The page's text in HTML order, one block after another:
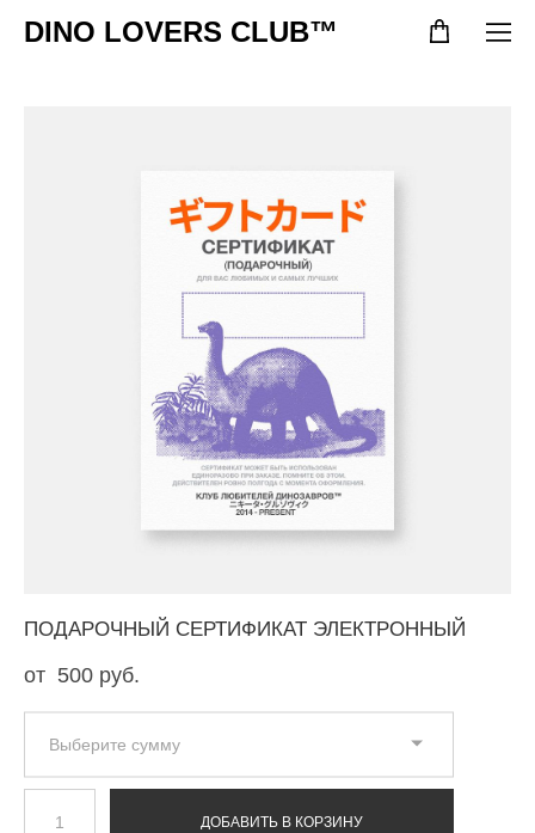
DINO LOVERS CLUB™
ПОДАРОЧНЫЙ СЕРТИФИКАТ ЭЛЕКТРОННЫЙ
от 500 pуб.
Выберите сумму
ДОБАВИТЬ В КОРЗИНУ